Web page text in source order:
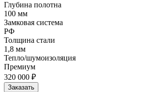
Глубина полотна
100 мм
Замковая система
РФ
Толщина стали
1,8 мм
Тепло/шумоизоляция
Премиум
320 000 ₽
Заказать